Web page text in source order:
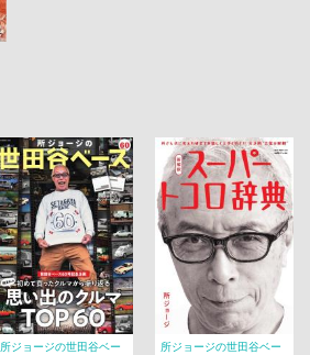
所ジョージの世田谷ベー
所ジョージの世田谷ベー